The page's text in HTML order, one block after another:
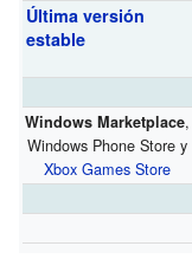
Última versión
estable
Windows Marketplace,
Windows Phone Store y
Xbox Games Store